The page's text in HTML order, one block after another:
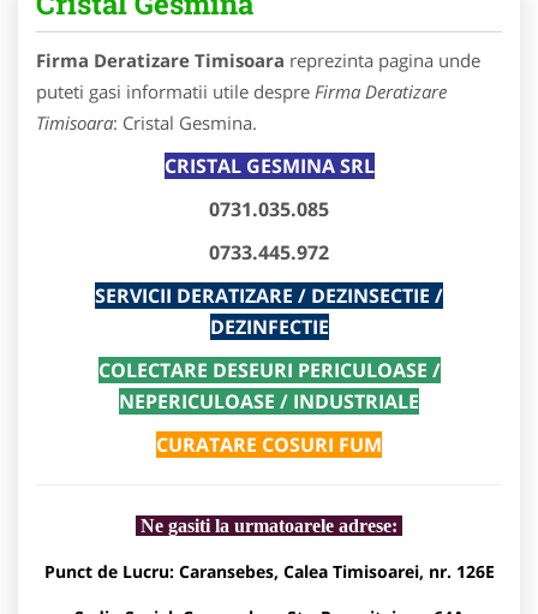
Firma Deratizare Timisoara reprezinta pagina unde
puteti gasi informatii utile despre Firma Deratizare
Timisoara: Cristal Gesmina.
CRISTAL GESMINA SRL
0731.035.085
0733.445.972
SERVICII DERATIZARE / DEZINSECTIE /
DEZINFECTIE
COLECTARE DESEURI PERICULOASE /
NEPERICULOASE / INDUSTRIALE
CURATARE COSURI FUM
Ne gasiti la urmatoarele adrese:
Punct de Lucru: Caransebes, Calea Timisoarei, nr. 126E